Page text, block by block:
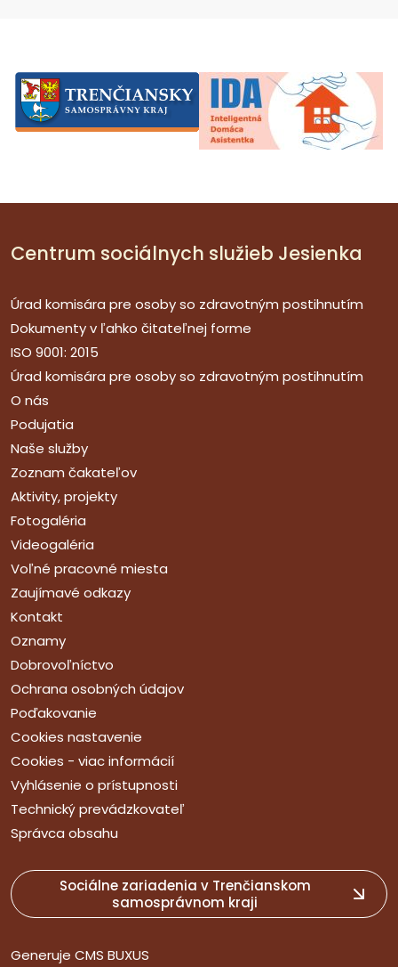
Centrum sociálnych služieb Jesienka
Úrad komisára pre osoby so zdravotným postihnutím
Dokumenty v ľahko čitateľnej forme
ISO 9001: 2015
Úrad komisára pre osoby so zdravotným postihnutím
O nás
Podujatia
Naše služby
Zoznam čakateľov
Aktivity, projekty
Fotogaléria
Videogaléria
Voľné pracovné miesta
Zaujímavé odkazy
Kontakt
Oznamy
Dobrovoľníctvo
Ochrana osobných údajov
Poďakovanie
Cookies nastavenie
Cookies - viac informácií
Vyhlásenie o prístupnosti
Technický prevádzkovateľ
Správca obsahu
Sociálne zariadenia v Trenčianskom
samosprávnom kraji
Generuje CMS BUXUS